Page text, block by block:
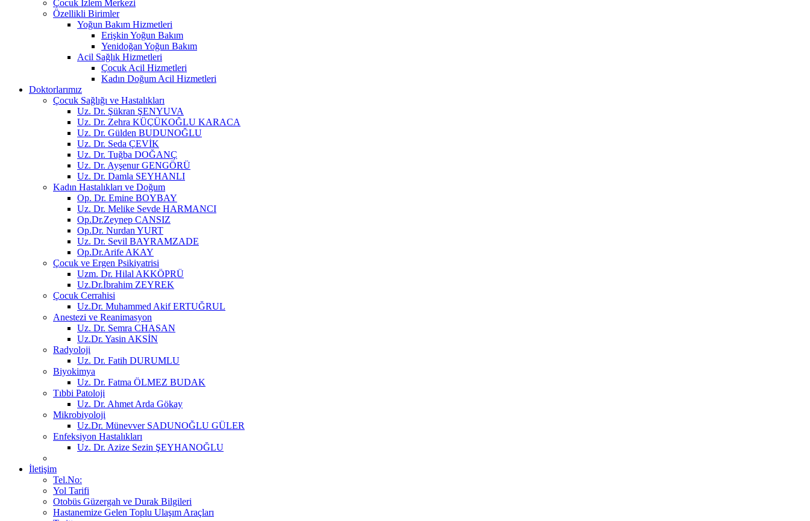
Çocuk İzlem Merkezi
Özellikli Birimler
Yoğun Bakım Hizmetleri
Erişkin Yoğun Bakım
Yenidoğan Yoğun Bakım
Acil Sağlık Hizmetleri
Çocuk Acil Hizmetleri
Kadın Doğum Acil Hizmetleri
Doktorlarımız
Çocuk Sağlığı ve Hastalıkları
Uz. Dr. Şükran ŞENYUVA
Uz. Dr. Zehra KÜÇÜKOĞLU KARACA
Uz. Dr. Gülden BUDUNOĞLU
Uz. Dr. Seda ÇEVİK
Uz. Dr. Tuğba DOĞANÇ
Uz. Dr. Ayşenur GENGÖRÜ
Uz. Dr. Damla SEYHANLI
Kadın Hastalıkları ve Doğum
Op. Dr. Emine BOYBAY
Uz. Dr. Melike Sevde HARMANCI
Op.Dr.Zeynep CANSIZ
Op.Dr. Nurdan YURT
Uz. Dr. Sevil BAYRAMZADE
Op.Dr.Arife AKAY
Çocuk ve Ergen Psikiyatrisi
Uzm. Dr. Hilal AKKÖPRÜ
Uz.Dr.İbrahim ZEYREK
Çocuk Cerrahisi
Uz.Dr. Muhammed Akif ERTUĞRUL
Anestezi ve Reanimasyon
Uz. Dr. Semra CHASAN
Uz.Dr. Yasin AKSİN
Radyoloji
Uz. Dr. Fatih DURUMLU
Biyokimya
Uz. Dr. Fatma ÖLMEZ BUDAK
Tıbbi Patoloji
Uz. Dr. Ahmet Arda Gökay
Mikrobiyoloji
Uz.Dr. Münevver SADUNOĞLU GÜLER
Enfeksiyon Hastalıkları
Uz. Dr. Azize Sezin ŞEYHANOĞLU
İletişim
Tel.No:
Yol Tarifi
Otobüs Güzergah ve Durak Bilgileri
Hastanemize Gelen Toplu Ulaşım Araçları